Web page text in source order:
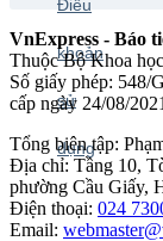
VnExpress - Báo
Thuộc Bộ Khoa
Số giấy phép: 548/
cấp ngày 24/08/2021
Tổng biên tập:
Địa chỉ: Tầng 10,
phường Cầu Giấy,
Điện thoại: 024
Email: